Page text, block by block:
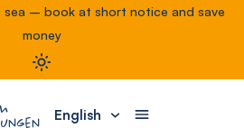
– book at short notice and save
money
English